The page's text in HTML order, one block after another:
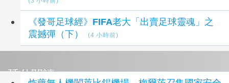
《發哥足球經》FIFA老大「出賣足球靈魂」之
震撼彈（下）
(4 小時前)
延伸閱讀